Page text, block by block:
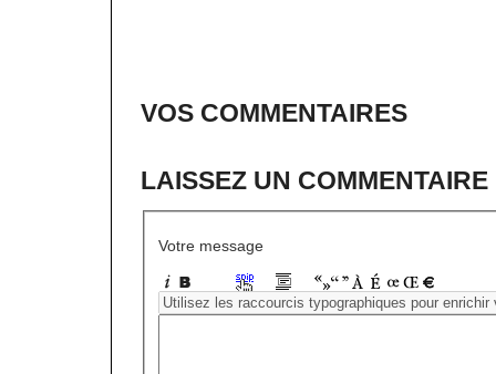
VOS COMMENTAIRES
LAISSEZ UN COMMENTAIRE
Votre message